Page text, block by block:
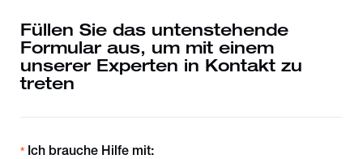
Füllen Sie das untenstehende
Formular aus, um mit einem
unserer Experten in Kontakt zu
treten
Ich brauche Hilfe mit: